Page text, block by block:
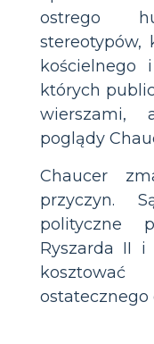
ostrego
stereotypów,
kościelnego
których
wierszami,
poglądy
Chaucer
przyczyn.
polityczne
Ryszarda II i
ostatecznego